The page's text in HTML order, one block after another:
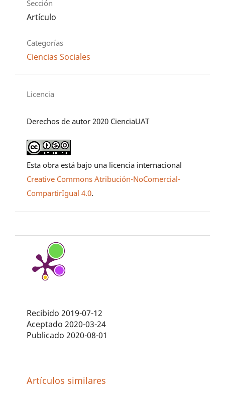
Sección
Artículo
Categorías
Ciencias Sociales
Licencia
Derechos de autor 2020 CienciaUAT
Esta obra está bajo una licencia internacional
Creative Commons Atribución-NoComercial-
CompartirIgual 4.0.
Recibido 2019-07-12
Aceptado 2020-03-24
Publicado 2020-08-01
Artículos similares